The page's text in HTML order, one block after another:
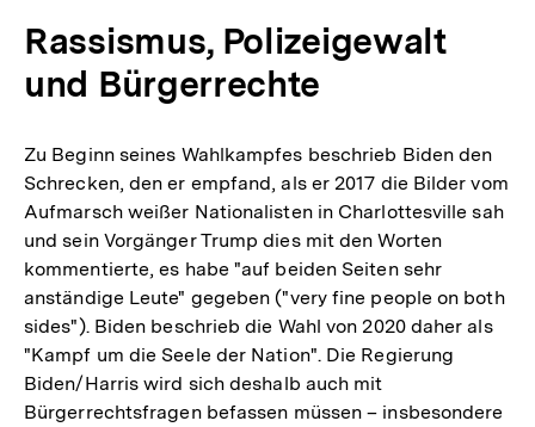
Rassismus, Polizeigewalt
und Bürgerrechte
Zu Beginn seines Wahlkampfes beschrieb Biden den
Schrecken, den er empfand, als er 2017 die Bilder vom
Aufmarsch weißer Nationalisten in Charlottesville sah
und sein Vorgänger Trump dies mit den Worten
kommentierte, es habe "auf beiden Seiten sehr
anständige Leute" gegeben ("very fine people on both
sides"). Biden beschrieb die Wahl von 2020 daher als
"Kampf um die Seele der Nation". Die Regierung
Biden/Harris wird sich deshalb auch mit
Bürgerrechtsfragen befassen müssen – insbesondere